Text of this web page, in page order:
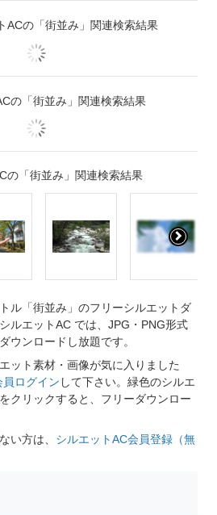
ACの「街並み」関連検索結果
の「街並み」関連検索結果
の「街並み」関連検索結果
ル「街並み」のフリーシルエットダ
ルエットAC では、JPG・PNG形式
ウンロードし放題です。
ット素材・画像が気に入りました
員ログイン して下さい。緑色のシルエ
クリックすると、フリーダウンロー
い方は、 シルエットAC会員登録（無